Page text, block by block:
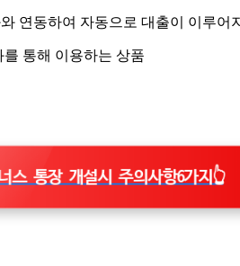
연동하여 자동으로 대출이 이루어
통해 이용하는 상품
스 통장 개설시 주의사항6가지👆